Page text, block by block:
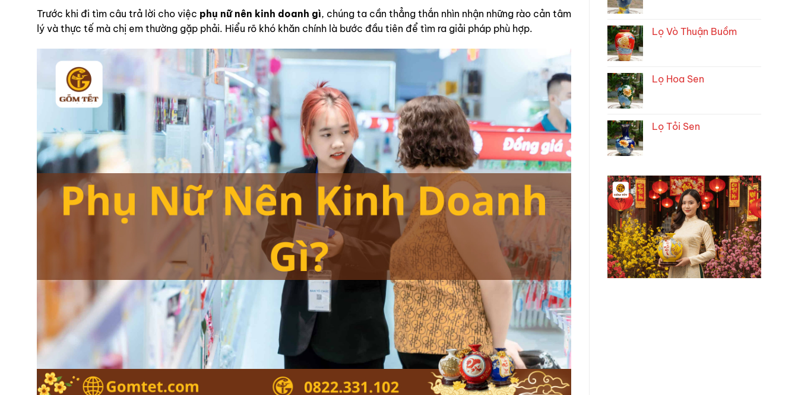
Trước khi đi tìm câu trả lời cho việc phụ nữ nên kinh doanh gì, chúng ta cần thẳng thắn nhìn nhận những rào cản tâm
lý và thực tế mà chị em thường gặp phải. Hiểu rõ khó khăn chính là bước đầu tiên để tìm ra giải pháp phù hợp.
Lọ Vò Thuận Buồm
Lọ Hoa Sen
Lọ Tỏi Sen